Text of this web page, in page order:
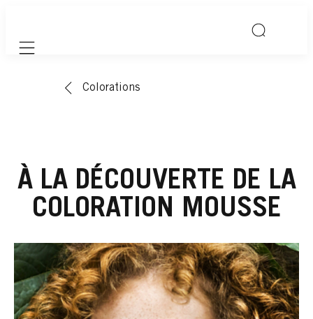
Mobile navigation
Colorations
À LA DÉCOUVERTE DE LA
COLORATION MOUSSE